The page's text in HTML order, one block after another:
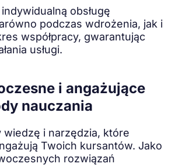
obsługę
podczas wdrożenia, jak i
współpracy, gwarantując
usługi.
i angażujące
nauczania
wiedzę i narzędzia, które
Twoich kursantów. Jako
rozwiązań